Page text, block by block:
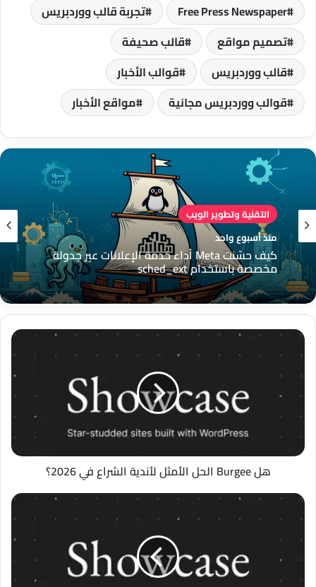
Free Press Newspaper
تجربة قالب ووردبريس
تصميم مواقع
قالب صحيفة
قالب ووردبريس
قوالب الأخبار
قوالب ووردبريس مجانية
مواقع الأخبار
التقنية وتطوير الويب
منذ أسبوع واحد
كيف حسّنت Meta أداء خدمة الإعلانات عبر جدولة
مخصصة باستخدام sched_ext
التقنية وتطوير الويب
منذ أسبوع واحد
التمثيل الهرمي للاهتمامات: طبقة تمثيل ذكية
لتحسين إعلانات Meta في القمع العميق
هل
Burgee
الأمثل
لأندية
2026؟
هل Burgee الحل الأمثل لأندية الشراع في 2026؟
هل
TrustBeacon
هو
الحل